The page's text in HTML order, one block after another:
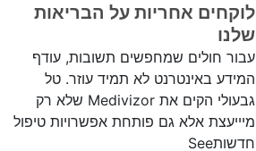
לוקחים אחריות על הבריאות
שלנו
עבור חולים שמחפשים תשובות, עודף
המידע באינטרנט לא תמיד עוזר. טל
גבעולי הקים את Medivizor שלא רק
מיייעצת אלא גם פותחת אפשרויות טיפול
חדשותSee